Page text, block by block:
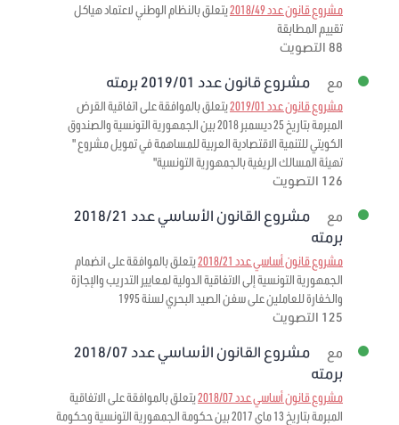
مشروع قانون عدد 2018/49
يتعلق بالنظام الوطني لاعتماد هياكل
تقييم المطابقة
88 التصويت
مع مشروع قانون عدد 2019/01 برمته
مشروع قانون عدد 2019/01
يتعلق بالموافقة على اتفاقية القرض
المبرمة بتاريخ 25 ديسمبر 2018 بين الجمهورية التونسية والصندوق
الكويتي للتنمية الاقتصادية العربية للمساهمة في تمويل مشروع "
تهيئة المسالك الريفية بالجمهورية التونسية"
126 التصويت
مع
مشروع القانون الأساسي عدد 2018/21
برمته
مشروع قانون أساسي عدد 2018/21
يتعلق بالموافقة على انضمام
الجمهورية التونسية إلى الاتفاقية الدولية لمعايير التدريب والإجازة
والخفارة للعاملين على سفن الصيد البحري لسنة 1995
125 التصويت
مع
مشروع القانون الأساسي عدد 2018/07
برمته
مشروع قانون أساسي عدد 2018/07
يتعلق بالموافقة على الاتفاقية
المبرمة بتاريخ 13 ماي 2017 بين حكومة الجمهورية التونسية وحكومة